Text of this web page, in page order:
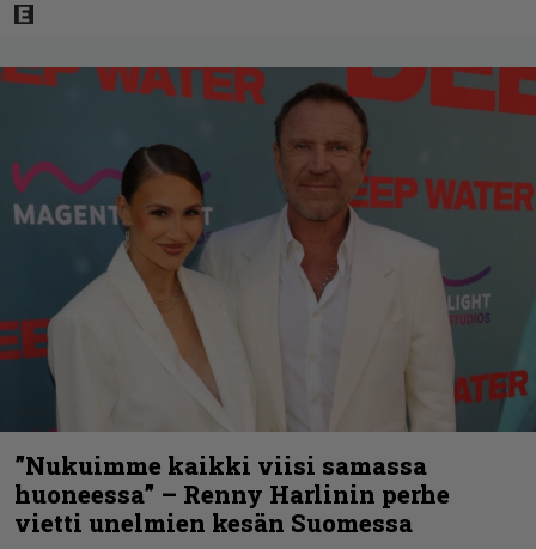
”Nukuimme kaikki viisi samassa
huoneessa” – Renny Harlinin perhe
vietti unelmien kesän Suomessa